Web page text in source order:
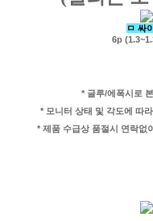
ㅁ 싸
6p
* 글루/에폭시로
* 모니터 상태 및 각도에 따
* 제품 수급상 품절시 연락없